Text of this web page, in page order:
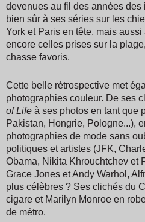
devenues au fil des années
bien sûr à ses séries sur les
York et Paris en tête, mais
encore celles prises sur la
chasse favoris.
Cette belle rétrospective met
photographies couleur. De ses
of Life à ses photos en tant que
Pakistan, Hongrie, Pologne...),
photographies de mode sans
politiques et artistes (JFK,
Obama, Nikita Khrouchtchev et
Grace Jones et Andy Warhol,
plus célèbres ? Ses clichés du
cigare et Marilyn Monroe en
de métro.